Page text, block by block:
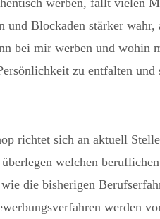
werben, fällt vielen
und Blockaden stärker
bei mir werben und wohin
zu entfalten und
richtet sich an aktuell
welchen
die bisherigen
werden